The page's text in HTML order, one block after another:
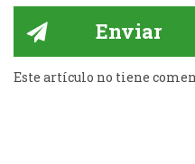
Este artículo no tiene